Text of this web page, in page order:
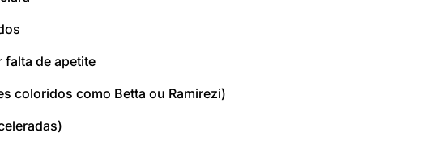
falta de apetite
coloridos como Betta ou Ramirezi)